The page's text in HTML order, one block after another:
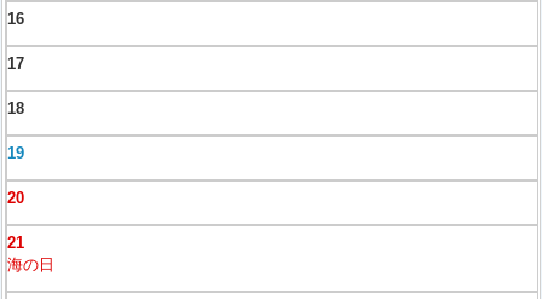
16
17
18
19
20
21
海の日